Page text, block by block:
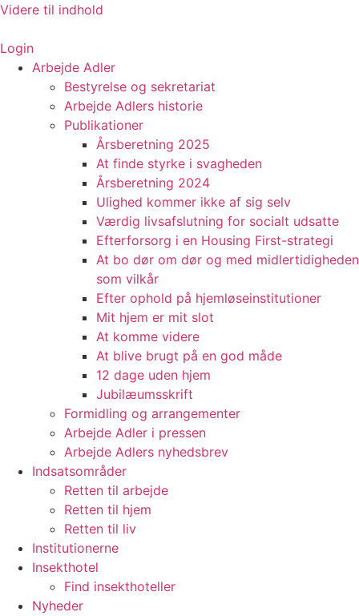
Videre til indhold
Login
Arbejde Adler
Bestyrelse og sekretariat
Arbejde Adlers historie
Publikationer
Årsberetning 2025
At finde styrke i svagheden
Årsberetning 2024
Ulighed kommer ikke af sig selv
Værdig livsafslutning for socialt udsatte
Efterforsorg i en Housing First-strategi
At bo dør om dør og med midlertidigheden
som vilkår
Efter ophold på hjemløseinstitutioner
Mit hjem er mit slot
At komme videre
At blive brugt på en god måde
12 dage uden hjem
Jubilæumsskrift
Formidling og arrangementer
Arbejde Adler i pressen
Arbejde Adlers nyhedsbrev
Indsatsområder
Retten til arbejde
Retten til hjem
Retten til liv
Institutionerne
Insekthotel
Find insekthoteller
Nyheder